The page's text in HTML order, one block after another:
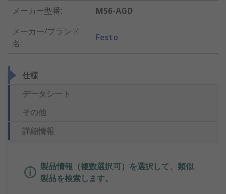
メーカー型番:
MS6-AGD
メーカー/ブランド
名:
Festo
仕様
データシート
その他
詳細情報
製品情報（複数選択可）を選択して、類似
製品を検索します。